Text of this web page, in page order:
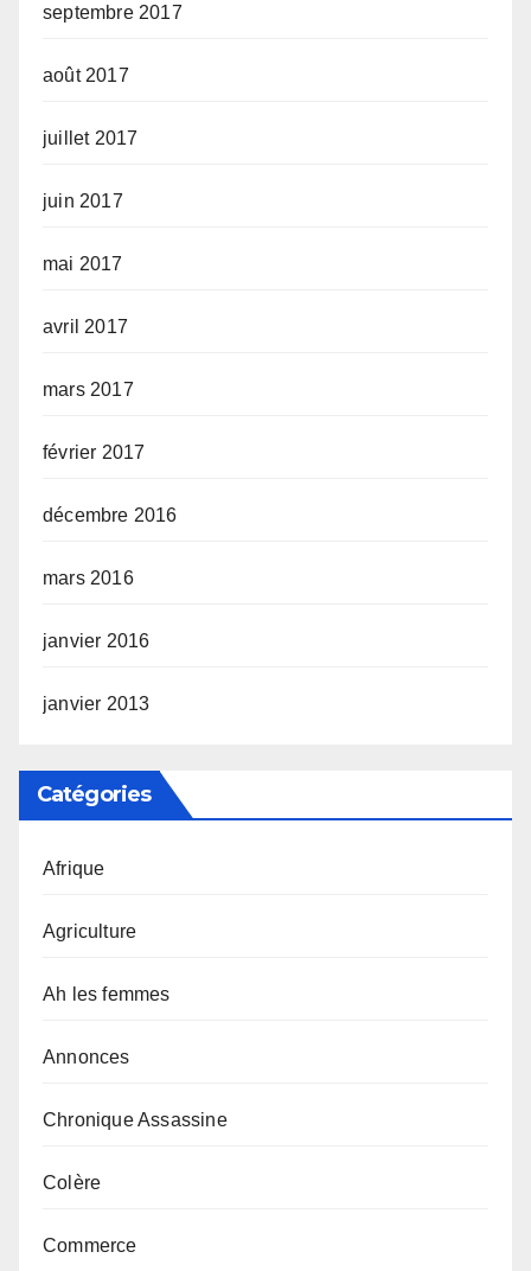
septembre 2017
août 2017
juillet 2017
juin 2017
mai 2017
avril 2017
mars 2017
février 2017
décembre 2016
mars 2016
janvier 2016
janvier 2013
Catégories
Afrique
Agriculture
Ah les femmes
Annonces
Chronique Assassine
Colère
Commerce